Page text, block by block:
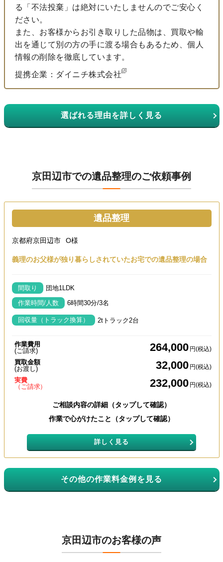
る「不法投棄」は絶対にいたしませんのでご安心く
ださい。
また、お客様からお引き取りした品物は、買取や輸
出を通じて別の方の手に渡る場合もあるため、個人
情報の削除を徹底しています。
提携企業：ダイニチ株式会社
選ばれる理由を詳しく見る
京田辺市での遺品整理のご依頼事例
遺品整理
京都府京田辺市 O様
義理のお父様が独り暮らしされていたお宅での遺品整理の場合
間取り
団地1LDK
作業時間/人数
6時間30分/3名
回収量（トラック換算） 2tトラック2台
作業費用
(ご請求)
264,000 円(税込)
買取金額
(お渡し)
32,000 円(税込)
実費
（ご請求）
232,000 円(税込)
ご相談内容の詳細（タップして確認）
作業で心がけたこと（タップして確認）
詳しく見る
その他の作業料金例を見る
京田辺市のお客様の声